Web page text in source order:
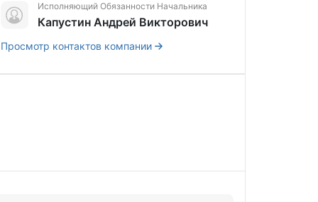
Исполняющий Обязанности Начальника
Капустин Андрей Викторович
Просмотр контактов компании